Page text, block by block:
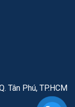
644.000đ
Tân Phú, TP.HCM